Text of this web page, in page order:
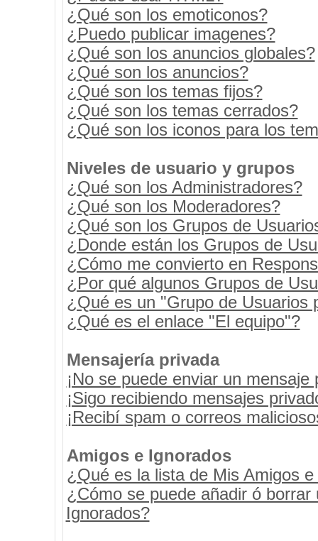
¿Qué son los emoticonos?
¿Puedo publicar imagenes?
¿Qué son los anuncios globales?
¿Qué son los anuncios?
¿Qué son los temas fijos?
¿Qué son los temas cerrados?
¿Qué son los iconos para los
Niveles de usuario y grupos
¿Qué son los Administradores?
¿Qué son los Moderadores?
¿Qué son los Grupos de
¿Donde están los Grupos de
¿Cómo me convierto en
¿Por qué algunos Grupos de
¿Qué es un "Grupo de Usuarios
¿Qué es el enlace "El equipo"?
Mensajería privada
¡No se puede enviar un mensaje
¡Sigo recibiendo mensajes
¡Recibí spam o correos
Amigos e Ignorados
¿Qué es la lista de Mis Amigos
¿Cómo se puede añadir ó
Ignorados?